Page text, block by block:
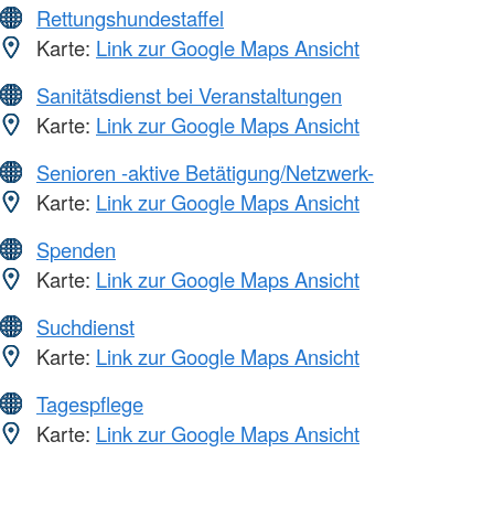
Rettungshundestaffel
Karte: Link zur Google Maps Ansicht
Sanitätsdienst bei Veranstaltungen
Karte: Link zur Google Maps Ansicht
Senioren -aktive Betätigung/Netzwerk-
Karte: Link zur Google Maps Ansicht
Spenden
Karte: Link zur Google Maps Ansicht
Suchdienst
Karte: Link zur Google Maps Ansicht
Tagespflege
Karte: Link zur Google Maps Ansicht